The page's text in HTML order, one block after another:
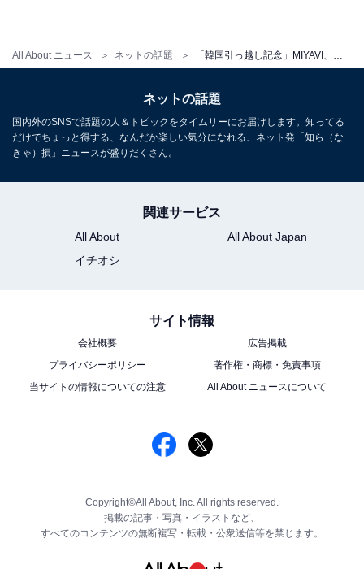
All About ニュース ネットの話題
ネットの話題
国内外のSNSで話題の人＆トピックをタイムリーにお届けします。知ってる
だけでちょっと得する、なんだか楽しい気分になれる、ネット発「知ら（な
きゃ）損」ニュースが盛りだくさん。
関連サービス
All About
All About Japan
イチオシ
サイト情報
会社概要
広告掲載
プライバシーポリシー
著作権・商標・免責事項
当サイトの情報についての注意
All About ニュースについて
Copyright©All About, Inc. All rights reserved.
掲載の記事・写真・イラストなど、
すべてのコンテンツの無断複写・転載・公衆送信等を禁じます。